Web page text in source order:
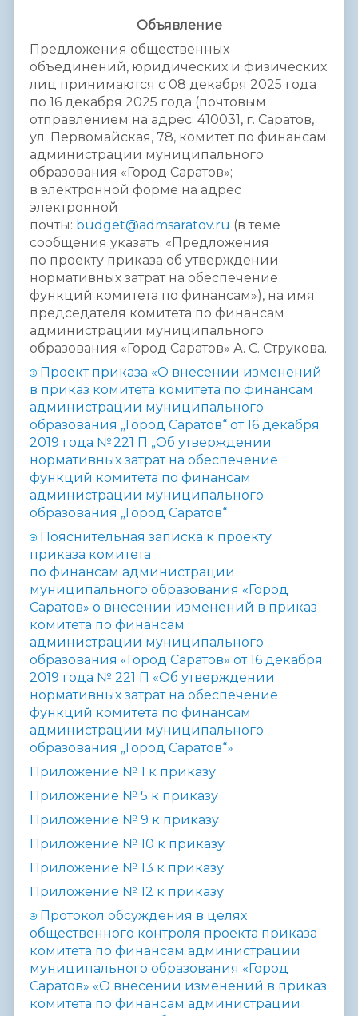
Объявление
Предложения общественных
объединений, юридических и физических
лиц принимаются с 08 декабря 2025 года
по 16 декабря 2025 года (почтовым
отправлением на адрес: 410031, г. Саратов,
ул. Первомайская, 78, комитет по финансам
администрации муниципального
образования «Город Саратов»;
в электронной форме на адрес
электронной
почты: budget@admsaratov.ru (в теме
сообщения указать: «Предложения
по проекту приказа об утверждении
нормативных затрат на обеспечение
функций комитета по финансам»), на имя
председателя комитета по финансам
администрации муниципального
образования «Город Саратов» А. С. Струкова.
Проект приказа «О внесении изменений
в приказ комитета комитета по финансам
администрации муниципального
образования „Город Саратов“ от 16 декабря
2019 года № 221 П „Об утверждении
нормативных затрат на обеспечение
функций комитета по финансам
администрации муниципального
образования „Город Саратов“
Пояснительная записка к проекту
приказа комитета
по финансам администрации
муниципального образования «Город
Саратов» о внесении изменений в приказ
комитета по финансам
администрации муниципального
образования «Город Саратов» от 16 декабря
2019 года № 221 П «Об утверждении
нормативных затрат на обеспечение
функций комитета по финансам
администрации муниципального
образования „Город Саратов“»
Приложение № 1 к приказу
Приложение № 5 к приказу
Приложение № 9 к приказу
Приложение № 10 к приказу
Приложение № 13 к приказу
Приложение № 12 к приказу
Протокол обсуждения в целях
общественного контроля проекта приказа
комитета по финансам администрации
муниципального образования «Город
Саратов» «О внесении изменений в приказ
комитета по финансам администрации